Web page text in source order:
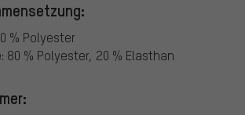
% Polyester
80 % Polyester, 20 % Elasthan